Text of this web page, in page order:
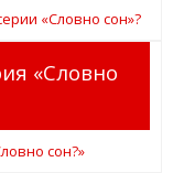
«Словно